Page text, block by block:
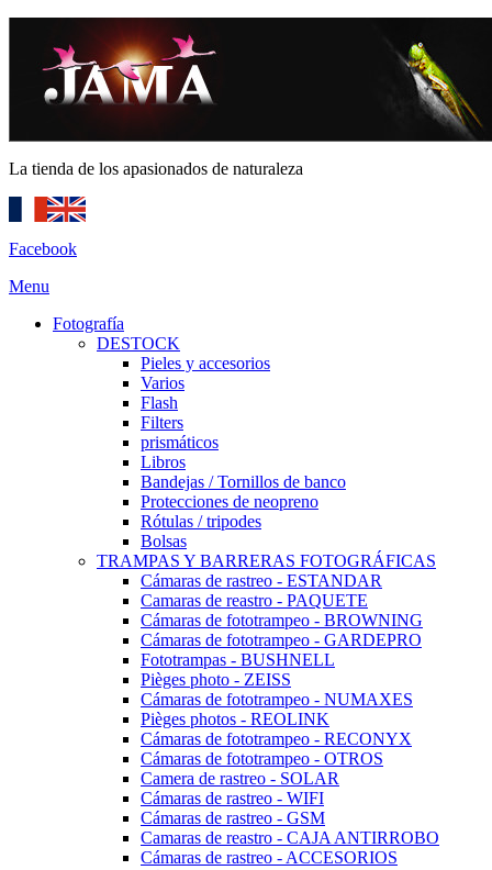
La tienda de los apasionados de naturaleza
Facebook
Menu
Fotografía
DESTOCK
Pieles y accesorios
Varios
Flash
Filters
prismáticos
Libros
Bandejas / Tornillos de banco
Protecciones de neopreno
Rótulas / tripodes
Bolsas
TRAMPAS Y BARRERAS FOTOGRÁFICAS
Cámaras de rastreo - ESTANDAR
Camaras de reastro - PAQUETE
Cámaras de fototrampeo - BROWNING
Cámaras de fototrampeo - GARDEPRO
Fototrampas - BUSHNELL
Pièges photo - ZEISS
Cámaras de fototrampeo - NUMAXES
Pièges photos - REOLINK
Cámaras de fototrampeo - RECONYX
Cámaras de fototrampeo - OTROS
Camera de rastreo - SOLAR
Cámaras de rastreo - WIFI
Cámaras de rastreo - GSM
Camaras de reastro - CAJA ANTIRROBO
Cámaras de rastreo - ACCESORIOS